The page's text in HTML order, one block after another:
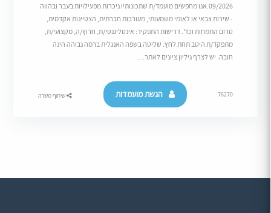
09/2026.אנו מחפשים מועמד/ת שתכונותיו ניכרות מפעילויות בעבר ובהווה
- שירות צבאי או לאומי משמעותי, מעורבות חברתית, הצטיינות אקדמית,
טרום התמחות וכד'. דרישות התפקיד: אינטליגנטי/ת, חרוץ/ה, מקצועי/ת,
מתפקד/ת היטב תחת לחץ. שליטה בשפה האנגלית ברמה גבוהה הינה
חובה. יש לצרף גיליון ציונים לאתר....
76270 הגשת מועמדות שיתוף משרה